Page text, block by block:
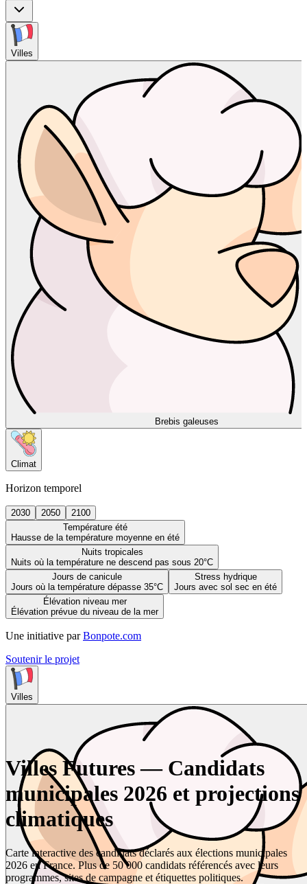
Villes
Brebis galeuses
Climat
Horizon temporel
2030 2050
2100
Température été
Hausse de la température moyenne en été
Nuits tropicales
Nuits où la température ne descend pas sous 20°C
Jours de canicule
Jours où la température dépasse 35°C
Stress hydrique
Jours avec sol sec en été
Élévation niveau mer
Élévation prévue du niveau de la mer
Une initiative par Bonpote.com
Soutenir le projet
Villes
Villes Futures — Candidats
municipales 2026 et projections
climatiques
Carte interactive des candidats déclarés aux élections municipales
2026 en France. Plus de 50 000 candidats référencés avec leurs
programmes, sites de campagne et étiquettes politiques.